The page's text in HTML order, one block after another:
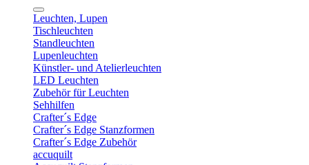
Leuchten, Lupen
Tischleuchten
Standleuchten
Lupenleuchten
Künstler- und Atelierleuchten
LED Leuchten
Zubehör für Leuchten
Sehhilfen
Crafter´s Edge
Crafter´s Edge Stanzformen
Crafter´s Edge Zubehör
accuquilt